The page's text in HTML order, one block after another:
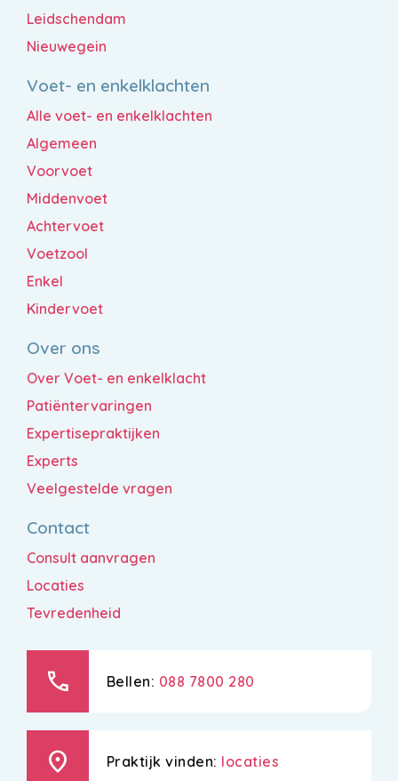
Leidschendam
Nieuwegein
Voet- en enkelklachten
Alle voet- en enkelklachten
Algemeen
Voorvoet
Middenvoet
Achtervoet
Voetzool
Enkel
Kindervoet
Over ons
Over Voet- en enkelklacht
Patiëntervaringen
Expertisepraktijken
Experts
Veelgestelde vragen
Contact
Consult aanvragen
Locaties
Tevredenheid
call Bellen: 088 7800 280
location_on Praktijk vinden: locaties